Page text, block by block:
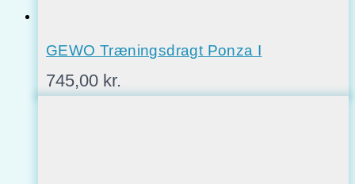
GEWO Træningsdragt Ponza I
745,00 kr.